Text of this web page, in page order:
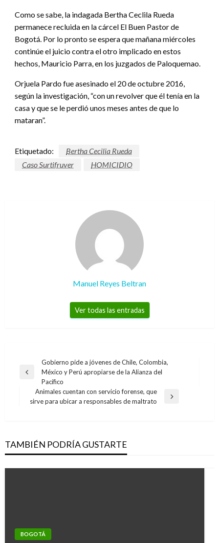
Como se sabe, la indagada Bertha Ceclila Rueda
permanece recluida en la cárcel El Buen Pastor de
Bogotá. Por lo pronto se espera que mañana miércoles
continúe el juicio contra el otro implicado en estos
hechos, Mauricio Parra, en los juzgados de Paloquemao.
Orjuela Pardo fue asesinado el 20 de octubre 2016,
según la investigación, “con un revolver que él tenía en la
casa y que se le perdió unos meses antes de que lo
mataran”.
Etiquetado:
Bertha Cecilia Rueda
Caso Surtifruver
HOMICIDIO
Manuel Reyes Beltran
Ver todas las entradas
Navegación
de
entradas
Entrada
anterior
Gobierno pide a jóvenes de Chile, Colombia,
México y Perú apropiarse de la Alianza del
Pacífico
Entrada
Animales cuentan con servicio forense, que
sirve para ubicar a responsables de maltrato
TAMBIÉN PODRÍA GUSTARTE
BOGOTÁ